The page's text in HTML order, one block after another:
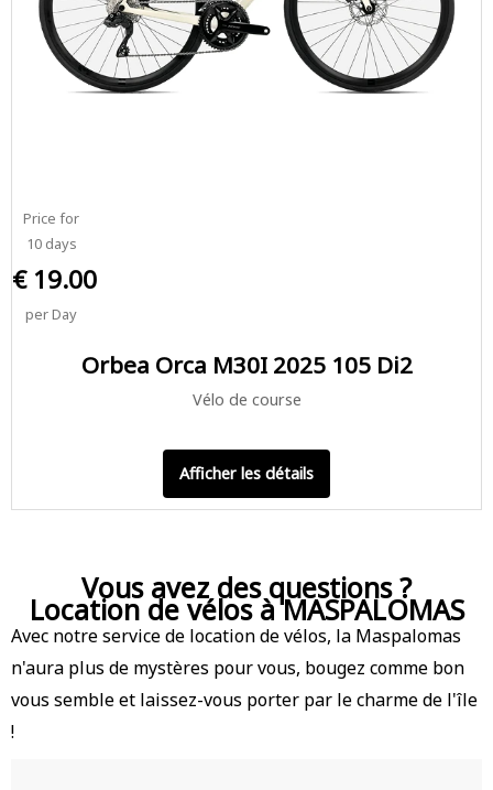
Price for
10 days
€ 19.00
per Day
Orbea Orca M30I 2025 105 Di2
Vélo de course
Afficher les détails
Vous avez des questions ?
Location de vélos à MASPALOMAS
Avec notre service de location de vélos, la Maspalomas
n'aura plus de mystères pour vous, bougez comme bon
vous semble et laissez-vous porter par le charme de l'île
!